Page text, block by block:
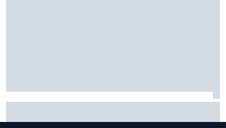
أوليفر بيرمان يكشف عن مشروعه التجاري الجديد بعيدًا عن